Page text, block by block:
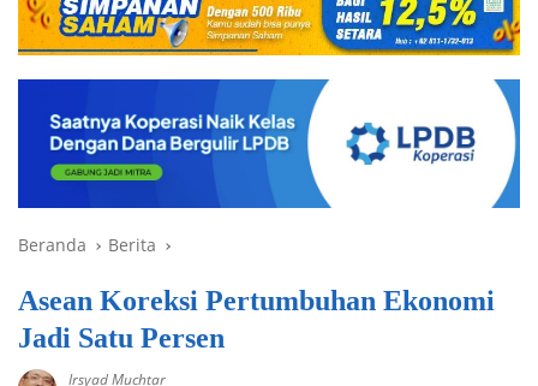
Beranda Berita
Asean Koreksi Pertumbuhan Ekonomi
Jadi Satu Persen
Irsyad Muchtar